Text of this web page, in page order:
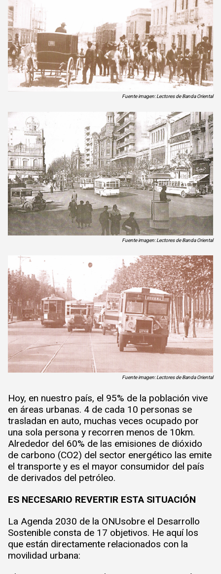
Fuente imagen: Lectores de Banda Oriental
Fuente imagen: Lectores de Banda Oriental
Fuente imagen: Lectores de Banda Oriental
Hoy, en nuestro país, el 95% de la población vive
en áreas urbanas. 4 de cada 10 personas se
trasladan en auto, muchas veces ocupado por
una sola persona y recorren menos de 10km.
Alrededor del 60% de las emisiones de dióxido
de carbono (CO2) del sector energético las emite
el transporte y es el mayor consumidor del país
de derivados del petróleo.
ES NECESARIO REVERTIR ESTA SITUACIÓN
La Agenda 2030 de la ONUsobre el Desarrollo
Sostenible consta de 17 objetivos. He aquí los
que están directamente relacionados con la
movilidad urbana: